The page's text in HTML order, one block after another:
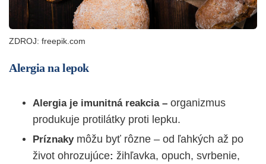
ZDROJ: freepik.com
Alergia na lepok
Alergia je imunitná reakcia – organizmus
produkuje protilátky proti lepku.
Príznaky môžu byť rôzne – od ľahkých až po
život ohrozujúce: žihľavka, opuch, svrbenie,